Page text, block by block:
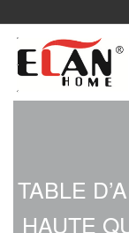
TABLE
HAUTE